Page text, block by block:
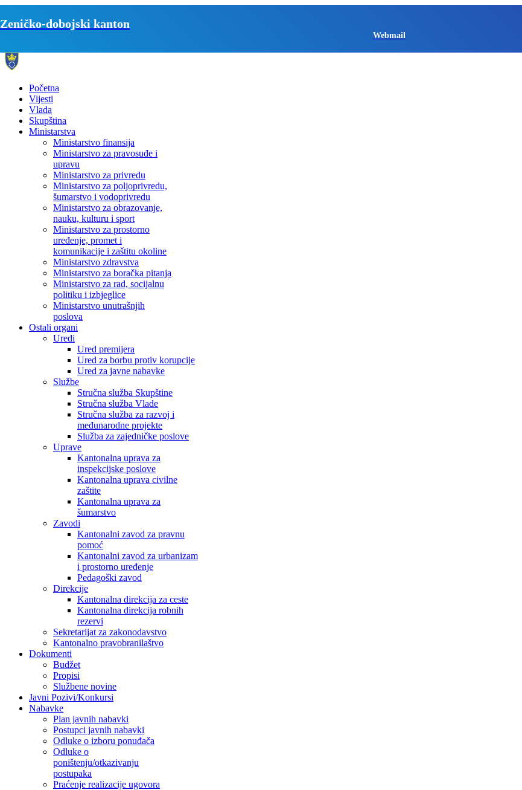
Zeničko-dobojski kanton
Webmail
Početna
Vijesti
Vlada
Skupština
Ministarstva
Ministarstvo finansija
Ministarstvo za pravosuđe i
upravu
Ministarstvo za privredu
Ministarstvo za poljoprivredu,
šumarstvo i vodoprivredu
Ministarstvo za obrazovanje,
nauku, kulturu i sport
Ministarstvo za prostorno
uređenje, promet i
komunikacije i zaštitu okoline
Ministarstvo zdravstva
Ministarstvo za boračka pitanja
Ministarstvo za rad, socijalnu
politiku i izbjeglice
Ministarstvo unutrašnjih
poslova
Ostali organi
Uredi
Ured premijera
Ured za borbu protiv korupcije
Ured za javne nabavke
Službe
Stručna služba Skupštine
Stručna služba Vlade
Stručna služba za razvoj i
međunarodne projekte
Služba za zajedničke poslove
Uprave
Kantonalna uprava za
inspekcijske poslove
Kantonalna uprava civilne
zaštite
Kantonalna uprava za
šumarstvo
Zavodi
Kantonalni zavod za pravnu
pomoć
Kantonalni zavod za urbanizam
i prostorno uređenje
Pedagoški zavod
Direkcije
Kantonalna direkcija za ceste
Kantonalna direkcija robnih
rezervi
Sekretarijat za zakonodavstvo
Kantonalno pravobranilaštvo
Dokumenti
Budžet
Propisi
Službene novine
Javni Pozivi/Konkursi
Nabavke
Plan javnih nabavki
Postupci javnih nabavki
Odluke o izboru ponuđača
Odluke o
poništenju/otkazivanju
postupaka
Praćenje realizacije ugovora